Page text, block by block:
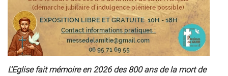
L’Eglise fait mémoire en 2026 des 800 ans de la mort de